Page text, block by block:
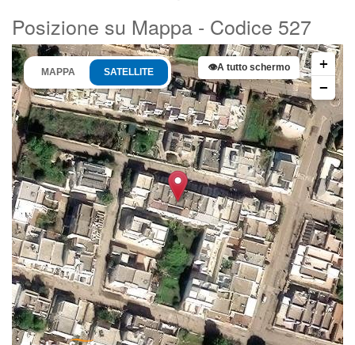
Posizione su Mappa - Codice 527
MAPPA SATELLITE 👁A tutto schermo
+
−